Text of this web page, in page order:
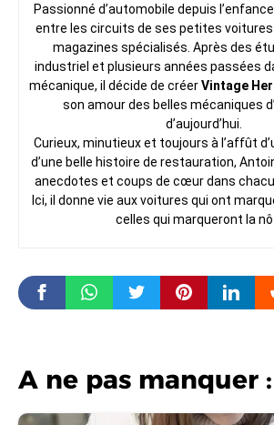
Passionné d’automobile depuis
entre les circuits de ses petites
magazines spécialisés. Après des
industriel et plusieurs années passées
mécanique, il décide de créerVintage
son amour des belles mécaniques
d’aujourd’hui.
Curieux, minutieux et toujours à l’affût
d’une belle histoire de restauration,
anecdotes et coups de cœur dans
Ici, il donne vie aux voitures qui ont
celles qui marqueront la
A ne pas manquer :